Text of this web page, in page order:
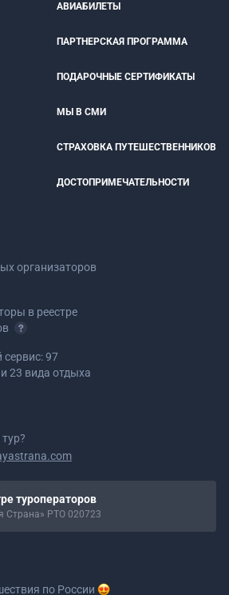
АВИАБИЛЕТЫ
ПАРТНЕРСКАЯ ПРОГРАММА
ПОДАРОЧНЫЕ СЕРТИФИКАТЫ
МЫ В СМИ
СТРАХОВКА ПУТЕШЕСТВЕННИКОВ
ДОСТОПРИМЕЧАТЕЛЬНОСТИ
организаторов
в реестре
97
23 вида отдыха
туроператоров
Страна» РТО 020723
по России